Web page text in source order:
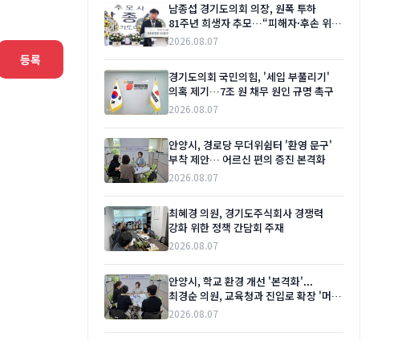
등록
남종섭 경기도의회 의장, 원폭 투하
81주년 희생자 추모…“피해자·후손 위한
실질적 지원 이어갈 것”
2026.08.07
경기도의회 국민의힘, '세입 부풀리기'
의혹 제기…7조 원 채무 원인 규명 촉구
2026.08.07
안양시, 경로당 무더위쉼터 '환영 문구'
부착 제안… 어르신 편의 증진 본격화
2026.08.07
최혜경 의원, 경기도주식회사 경쟁력
강화 위한 정책 간담회 주재
2026.08.07
안양시, 학교 환경 개선 '본격화'...
최경순 의원, 교육청과 진입로 확장 '머리
맞대'
2026.08.07